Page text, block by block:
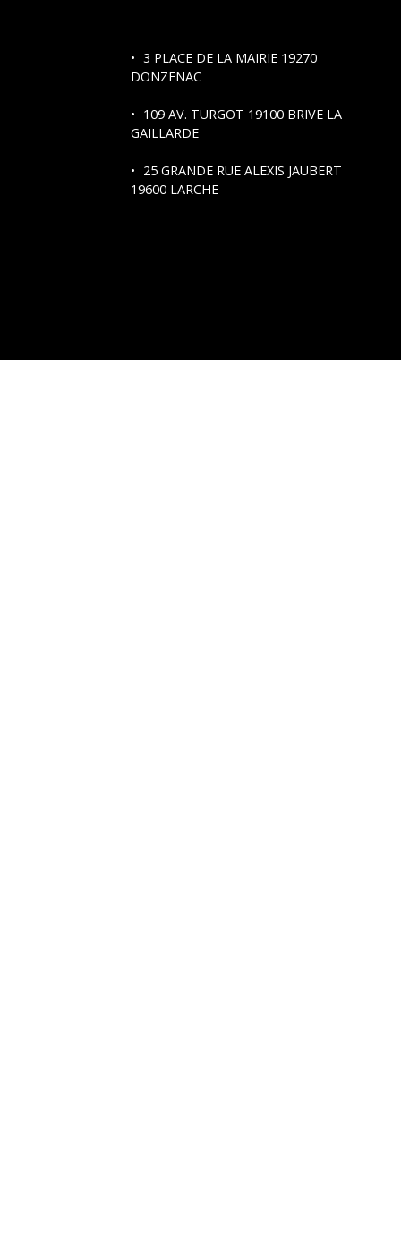
3 PLACE DE LA MAIRIE 19270
DONZENAC
109 AV. TURGOT 19100 BRIVE LA
GAILLARDE
25 GRANDE RUE ALEXIS JAUBERT
19600 LARCHE